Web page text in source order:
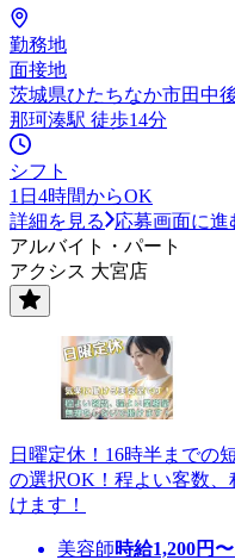
勤務地
面接地
茨城県ひたちなか市田中
那珂湊駅 徒歩14分
シフト
1日4時間からOK
詳細を見る
応募画面に進
アルバイト・パート
アクシス 大宮店
日曜定休！16時半までの
の選択OK！程よい客数
けます！
美容師時給1,200円〜